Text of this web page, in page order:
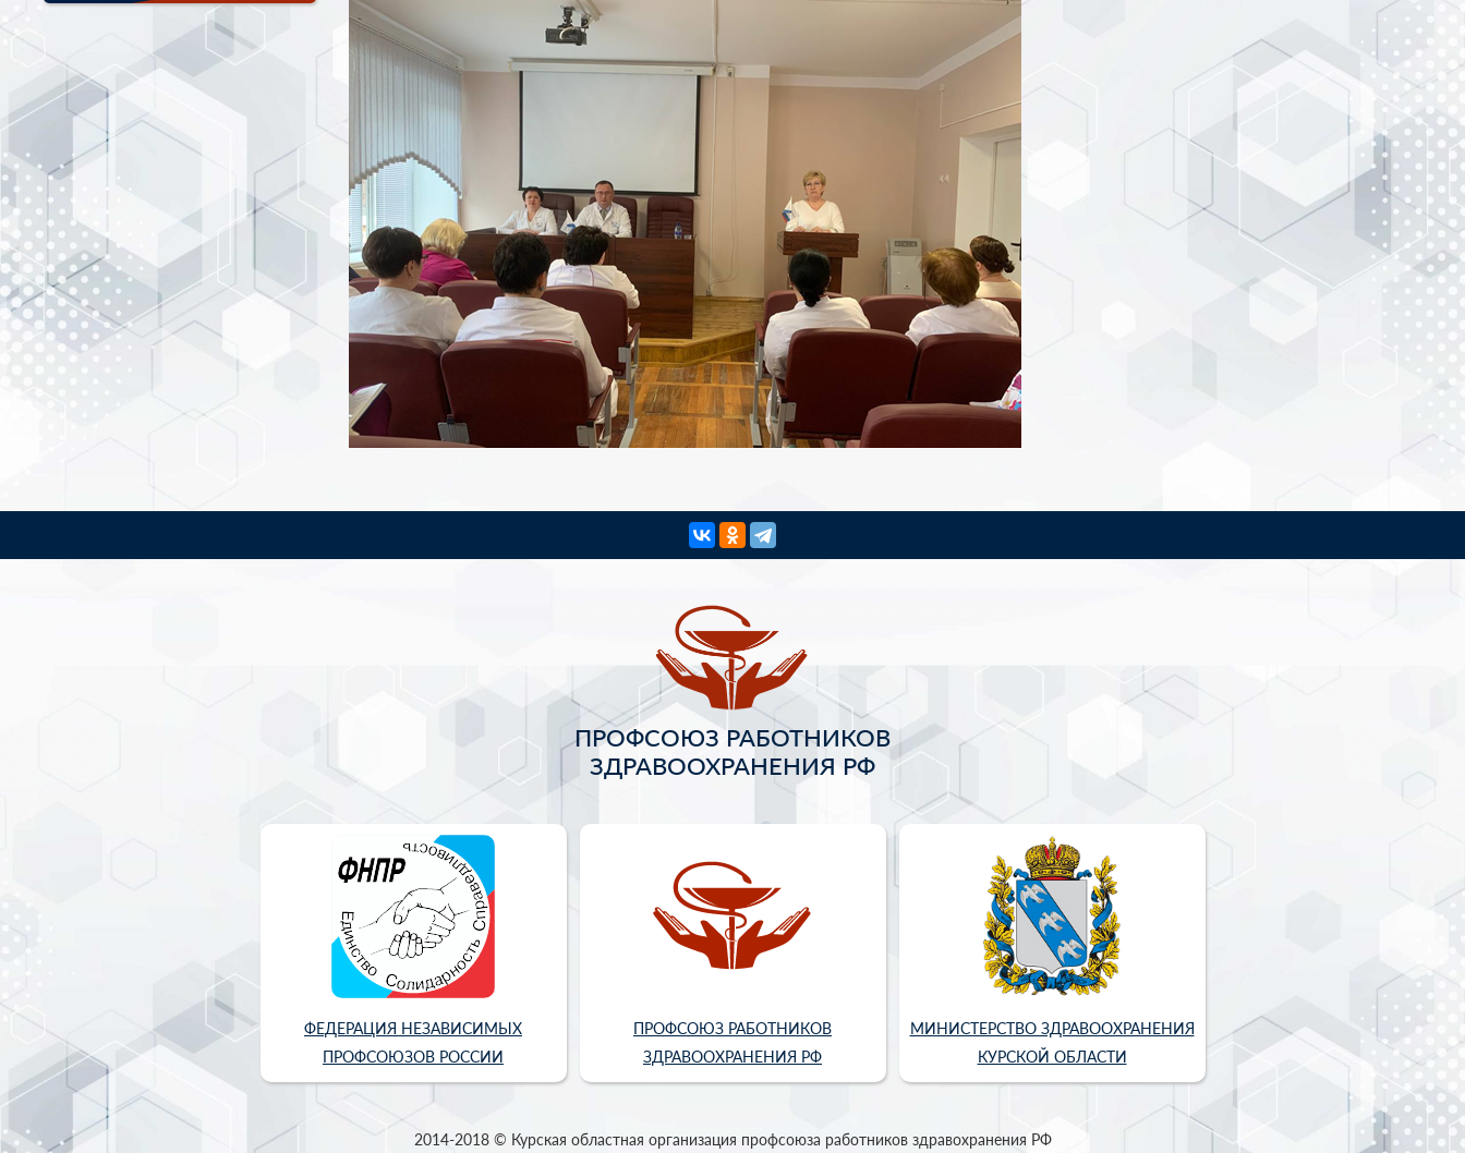
ПРОФСОЮЗ РАБОТНИКОВ
ЗДРАВООХРАНЕНИЯ РФ
ФЕДЕРАЦИЯ НЕЗАВИСИМЫХ
ПРОФСОЮЗОВ РОССИИ
ПРОФСОЮЗ РАБОТНИКОВ
ЗДРАВООХРАНЕНИЯ РФ
МИНИСТЕРСТВО ЗДРАВООХРАНЕНИЯ
КУРСКОЙ ОБЛАСТИ
2014-2018 © Курская областная организация профсоюза работников здравохранения РФ